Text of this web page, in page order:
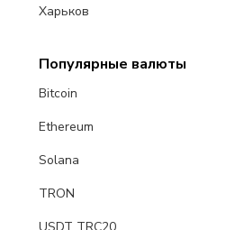
Харьков
Популярные валюты
Bitcoin
Ethereum
Solana
TRON